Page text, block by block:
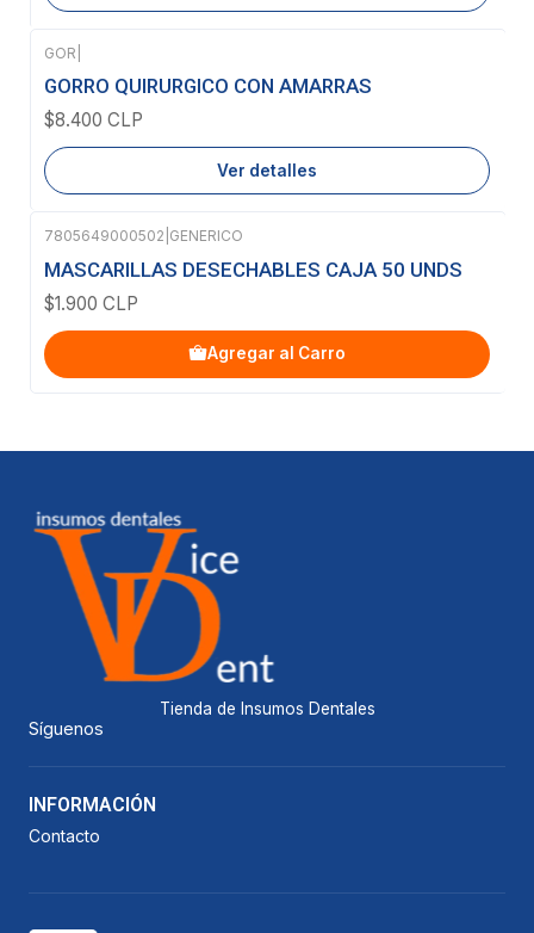
Agotado
GOR
GORRO QUIRURGICO CON AMARRAS
$8.400 CLP
Ver detalles
7805649000502 GENERICO
MASCARILLAS DESECHABLES CAJA 50 UNDS
$1.900 CLP
Agregar al Carro
Tienda de Insumos Dentales
Síguenos
INFORMACIÓN
Contacto